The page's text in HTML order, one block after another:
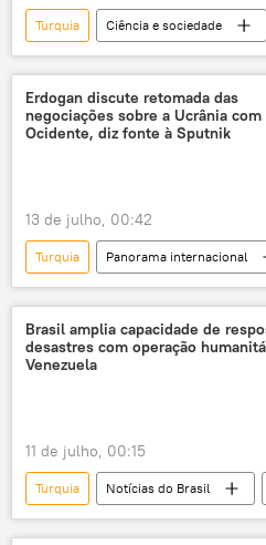
Turquia Ciência e sociedade
ouro
moedas
Arqueologia
mercenários
Erdogan discute retomada das
negociações sobre a Ucrânia com
Ocidente, diz fonte à Sputnik
13 de julho, 00:42
Turquia Panorama internacional
Recep Tayyip Erdogan
Dmitry Peskov
Ucrânia
Ministério das Relações Exteriores da
Brasil amplia capacidade de
desastres com operação
Venezuela
11 de julho, 00:15
Turquia Notícias do Brasil
Venezuela
Ministério das